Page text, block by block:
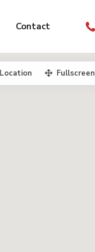
Contact
Fullscreen